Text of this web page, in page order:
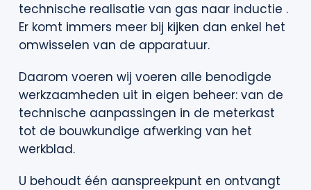
technische realisatie van gas naar inductie .
Er komt immers meer bij kijken dan enkel het
omwisselen van de apparatuur.
Daarom voeren wij voeren alle benodigde
werkzaamheden uit in eigen beheer: van de
technische aanpassingen in de meterkast
tot de bouwkundige afwerking van het
werkblad.
U behoudt één aanspreekpunt en ontvangt